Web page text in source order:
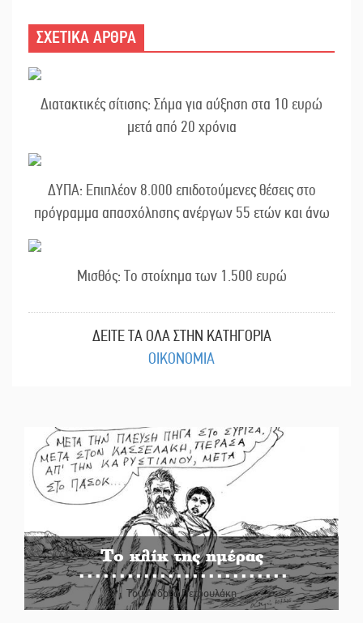
ΣΧΕΤΙΚΑ ΑΡΘΡΑ
Διατακτικές σίτισης: Σήμα για αύξηση στα 10 ευρώ
μετά από 20 χρόνια
ΔΥΠΑ: Επιπλέον 8.000 επιδοτούμενες θέσεις στο
πρόγραμμα απασχόλησης ανέργων 55 ετών και άνω
Μισθός: Το στοίχημα των 1.500 ευρώ
ΔΕΙΤΕ ΤΑ ΟΛΑ ΣΤΗΝ ΚΑΤΗΓΟΡΙΑ
ΟΙΚΟΝΟΜΙΑ
Το κλίκ της ημέρας
Του Ανδρέα Πετρουλάκη